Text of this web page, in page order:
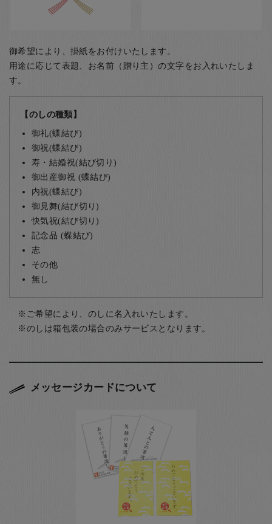
御希望により、掛紙をお付けいたします。
用途に応じて表題、お名前（贈り主）の文字をお入れいたしま
す。
【のしの種類】
御礼(蝶結び)
御祝(蝶結び)
寿・結婚祝(結び切り)
御出産御祝 (蝶結び)
内祝(蝶結び)
御見舞(結び切り)
快気祝(結び切り)
記念品 (蝶結び)
志
その他
無し
ご希望により、のしに名入れいたします。
のしは箱包装の場合のみサービスとなります。
メッセージカードについて